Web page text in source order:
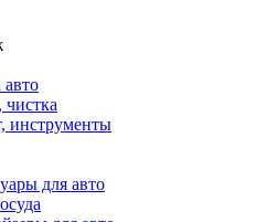
авто
инструменты
для авто